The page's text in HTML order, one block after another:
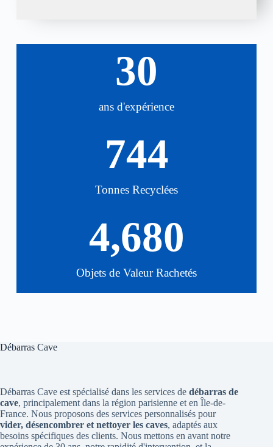
ans d'expérience
30
Tonnes Recyclées
744
Objets de Valeur Rachetés
4,680
Débarras Cave
Débarras Cave est spécialisé dans les services de débarras de
cave, principalement dans la région parisienne et en Île-de-
France. Nous proposons des services personnalisés pour
vider, désencombrer et nettoyer les caves, adaptés aux
besoins spécifiques des clients. Nous mettons en avant notre